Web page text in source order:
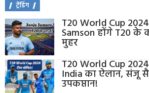
ट्रेंडिंग
T20 World Cup
Samson होंगे T20 के
मुहर
T20 World Cup
India का ऐलान, संजू
उपकप्तान!